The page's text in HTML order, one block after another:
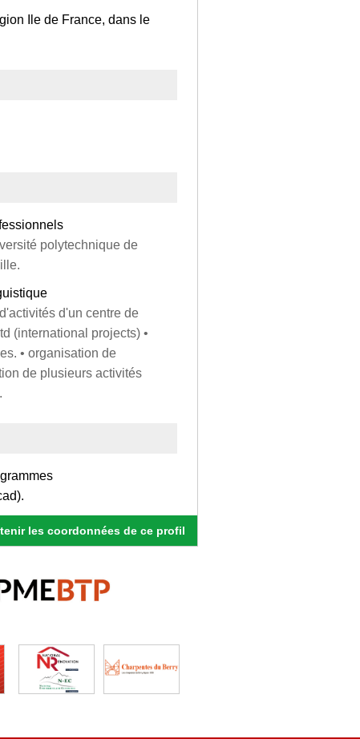
Ile de France, dans le
polytechnique de
d'un centre de
(international projects) •
• organisation de
de plusieurs activités
les coordonnées de ce profil